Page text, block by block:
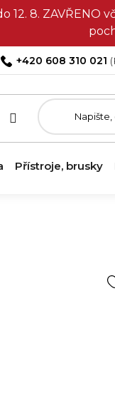
8.
+420 608 310 021
Přístroje, brusky